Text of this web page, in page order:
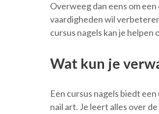
Overweeg dan eens om
vaardigheden wil
cursus nagels kan je helpen
Wat kun je
Een cursus nagels biedt
nail art. Je leert alles over